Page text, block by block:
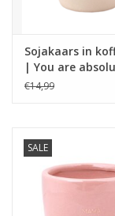
Sojakaars in
| You are
fabulous | My
€14,99
SALE